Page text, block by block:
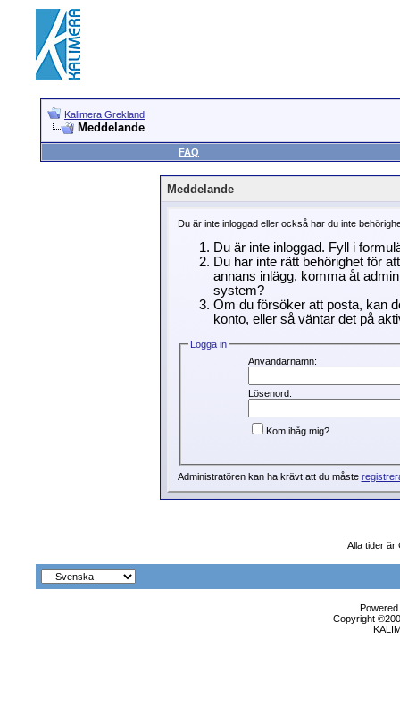
Kalimera Grekland
Meddelande
FAQ
Meddelande
Du är inte inloggad eller också har du inte
Du är inte inloggad. Fyll i
Du har inte rätt behörighet för
annans inlägg, komma åt
system?
Om du försöker att posta, kan
konto, eller så väntar det på
Logga in
Användarnamn:
Lösenord:
Kom ihåg mig?
Administratören kan ha krävt att du måste
Alla tider är
Copyright